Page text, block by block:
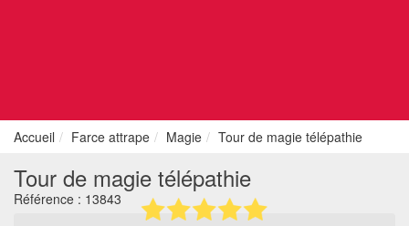
Accueil Farce attrape Magie Tour de magie télépathie
Tour de magie télépathie
Référence : 13843